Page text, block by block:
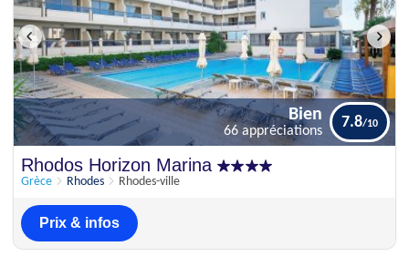
Rhodos Horizon Marina
Grèce Rhodes Rhodes-ville
Bien
66 appréciations
7.8
Prix & infos